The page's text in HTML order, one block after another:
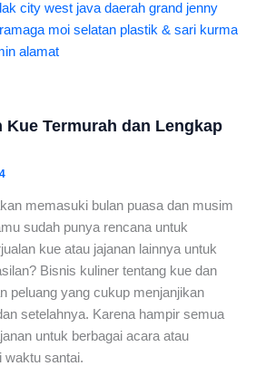
Kue Termurah dan Lengkap
memasuki bulan puasa dan musim
sudah punya rencana untuk
kue atau jajanan lainnya untuk
Bisnis kuliner tentang kue dan
peluang yang cukup menjanjikan
setelahnya. Karena hampir semua
untuk berbagai acara atau
waktu santai.